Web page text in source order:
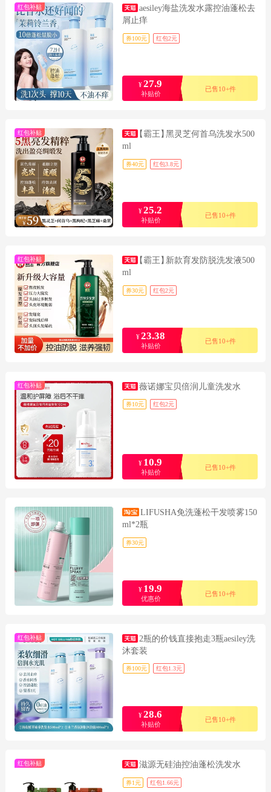
红包补贴
aesiley海盐洗发水露控油蓬松去
屑止痒
券100元 红包2元
¥ 27.9
补贴价
已售10+件
红包补贴 【霸王】黑灵芝何首乌洗发水500
ml
券40元 红包3.8元
¥ 25.2
补贴价
已售10+件
红包补贴 【霸王】新款育发防脱洗发液500
ml
券30元 红包2元
¥23.38
补贴价
已售10+件
红包补贴 薇诺娜宝贝倍润儿童洗发水
券10元 红包2元
¥ 10.9
补贴价
已售10+件
LIFUSHA免洗蓬松干发喷雾150
ml*2瓶
券30元
¥ 19.9
优惠价
已售10+件
红包补贴
2瓶的价钱直接抱走3瓶aesiley洗
沐套装
券100元 红包1.3元
¥ 28.6
补贴价
已售10+件
红包补贴 滋源无硅油控油蓬松洗发水
券1元 红包1.66元